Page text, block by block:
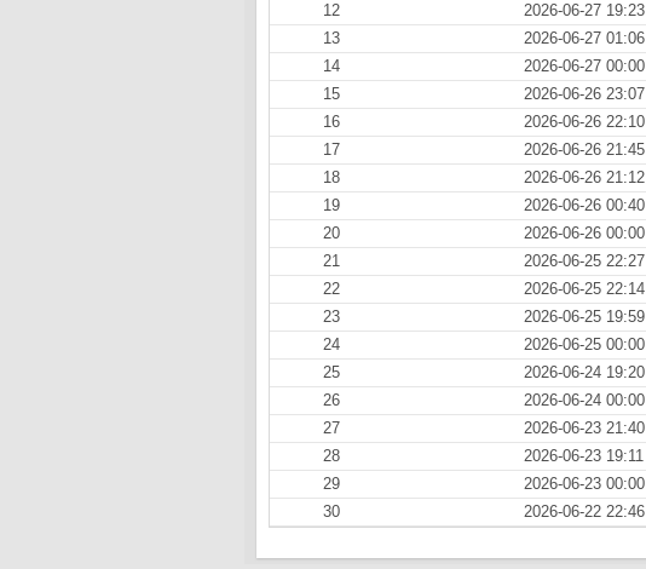
12
2026-06-27 19:23
13
2026-06-27 01:06
14
2026-06-27 00:00
15
2026-06-26 23:07
16
2026-06-26 22:10
17
2026-06-26 21:45
18
2026-06-26 21:12
19
2026-06-26 00:40
20
2026-06-26 00:00
21
2026-06-25 22:27
22
2026-06-25 22:14
23
2026-06-25 19:59
24
2026-06-25 00:00
25
2026-06-24 19:20
26
2026-06-24 00:00
27
2026-06-23 21:40
28
2026-06-23 19:11
29
2026-06-23 00:00
30
2026-06-22 22:46